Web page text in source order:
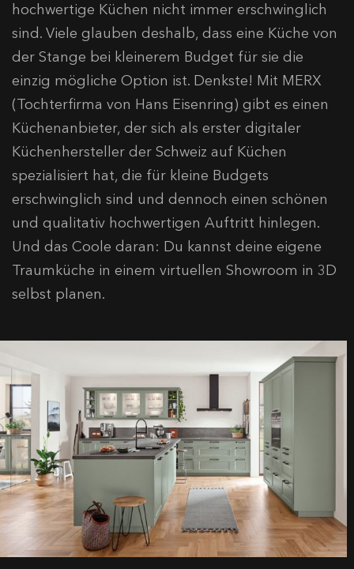
hochwertige Küchen nicht immer erschwinglich
sind. Viele glauben deshalb, dass eine Küche von
der Stange bei kleinerem Budget für sie die
einzig mögliche Option ist. Denkste! Mit MERX
(Tochterfirma von Hans Eisenring) gibt es einen
Küchenanbieter, der sich als erster digitaler
Küchenhersteller der Schweiz auf Küchen
spezialisiert hat, die für kleine Budgets
erschwinglich sind und dennoch einen schönen
und qualitativ hochwertigen Auftritt hinlegen.
Und das Coole daran: Du kannst deine eigene
Traumküche in einem virtuellen Showroom in 3D
selbst planen.